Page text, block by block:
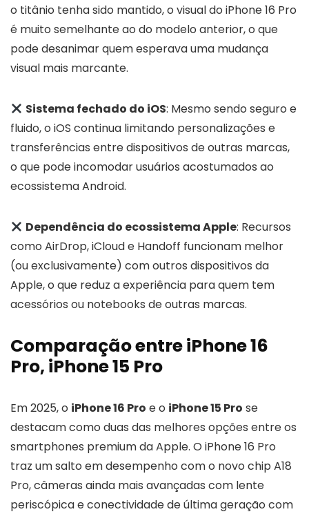
o titânio tenha sido mantido, o visual do iPhone 16 Pro
é muito semelhante ao do modelo anterior, o que
pode desanimar quem esperava uma mudança
visual mais marcante.
Sistema fechado do iOS: Mesmo sendo seguro e
fluido, o iOS continua limitando personalizações e
transferências entre dispositivos de outras marcas,
o que pode incomodar usuários acostumados ao
ecossistema Android.
Dependência do ecossistema Apple: Recursos
como AirDrop, iCloud e Handoff funcionam melhor
(ou exclusivamente) com outros dispositivos da
Apple, o que reduz a experiência para quem tem
acessórios ou notebooks de outras marcas.
Comparação entre iPhone 16
Pro, iPhone 15 Pro
Em 2025, o iPhone 16 Pro e o iPhone 15 Pro se
destacam como duas das melhores opções entre os
smartphones premium da Apple. O iPhone 16 Pro
traz um salto em desempenho com o novo chip A18
Pro, câmeras ainda mais avançadas com lente
periscópica e conectividade de última geração com